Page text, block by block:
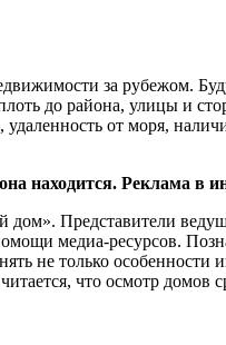
за рубежом.
до района, улицы и
от моря,
находится. Реклама в
дом». Представители
медиа-ресурсов.
не только
что осмотр домов